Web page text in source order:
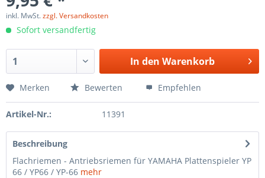
inkl. MwSt.zzgl. Versandkosten
Sofort versandfertig
In den Warenkorb
Merken Bewerten Empfehlen
Artikel-Nr.: 11391
Beschreibung
Flachriemen - Antriebsriemen für YAMAHA Plattenspieler YP
66 / YP66 / YP-66 mehr